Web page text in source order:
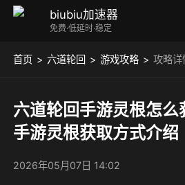
biubiu加速器
免费·低延时·稳定
首页 六道轮回 游戏攻略 攻略详
六道轮回手游灵根怎么
手游灵根获取方式介绍
2026年05月07日 14:02